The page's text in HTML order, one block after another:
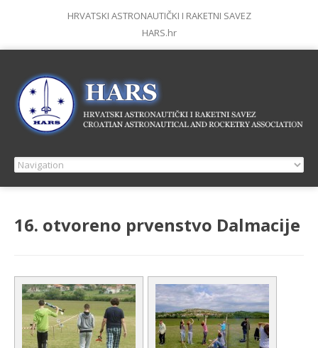
HRVATSKI ASTRONAUTIČKI I RAKETNI SAVEZ
HARS.hr
16. otvoreno prvenstvo Dalmacije